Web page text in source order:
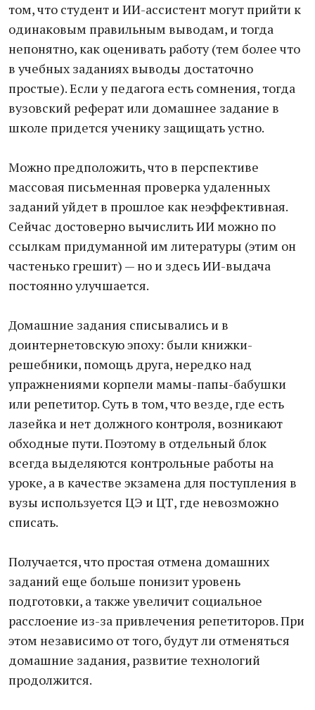
том, что студент и ИИ-ассистент могут прийти к
одинаковым правильным выводам, и тогда
непонятно, как оценивать работу (тем более что
в учебных заданиях выводы достаточно
простые). Если у педагога есть сомнения, тогда
вузовский реферат или домашнее задание в
школе придется ученику защищать устно.
Можно предположить, что в перспективе
массовая письменная проверка удаленных
заданий уйдет в прошлое как неэффективная.
Сейчас достоверно вычислить ИИ можно по
ссылкам придуманной им литературы (этим он
частенько грешит) — но и здесь ИИ-выдача
постоянно улучшается.
Домашние задания списывались и в
доинтернетовскую эпоху: были книжки-
решебники, помощь друга, нередко над
упражнениями корпели мамы-папы-бабушки
или репетитор. Суть в том, что везде, где есть
лазейка и нет должного контроля, возникают
обходные пути. Поэтому в отдельный блок
всегда выделяются контрольные работы на
уроке, а в качестве экзамена для поступления в
вузы используется ЦЭ и ЦТ, где невозможно
списать.
Получается, что простая отмена домашних
заданий еще больше понизит уровень
подготовки, а также увеличит социальное
расслоение из-за привлечения репетиторов. При
этом независимо от того, будут ли отменяться
домашние задания, развитие технологий
продолжится.